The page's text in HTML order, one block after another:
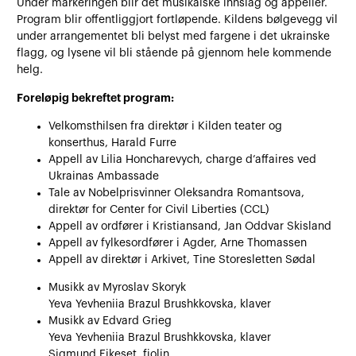
Under markeringen blir det musikalske innslag og appeller.
Program blir offentliggjort fortløpende. Kildens bølgevegg vil
under arrangementet bli belyst med fargene i det ukrainske
flagg, og lysene vil bli stående på gjennom hele kommende
helg.
Foreløpig bekreftet program:
Velkomsthilsen fra direktør i Kilden teater og
konserthus, Harald Furre
Appell av Lilia Honcharevych, charge d’affaires ved
Ukrainas Ambassade
Tale av NobelprisvinnerOleksandra Romantsova,
direktør for Center for Civil Liberties (CCL)
Appell av ordfører i Kristiansand, Jan Oddvar Skisland
Appell av fylkesordfører i Agder, Arne Thomassen
Appell av direktør i Arkivet, Tine Storesletten Sødal
Musikk av Myroslav Skoryk
Yeva Yevheniia Brazul Brushkkovska, klaver
Musikk av Edvard Grieg
Yeva Yevheniia Brazul Brushkkovska, klaver